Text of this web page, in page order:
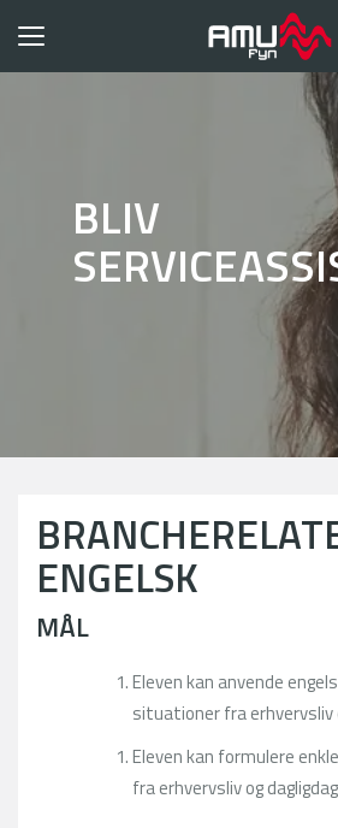
Toggle
BLIV
ENGELSK
MÅL
Eleven kan anvende
situationer fra erhvervsliv
Eleven kan formulere
fra erhvervsliv og